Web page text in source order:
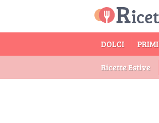
DOLCI PRIMI
Ricette Estive